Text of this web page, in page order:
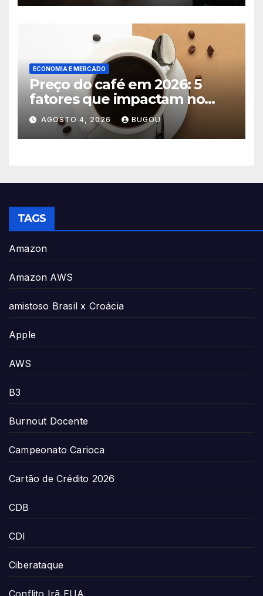
ECONOMIA E MERCADO
Preço do café em 2026: 5
fatores que impactam no
consumo
AGOSTO 4, 2026 BUGOU
TAGS
Amazon
Amazon AWS
amistoso Brasil x Croácia
Apple
AWS
B3
Burnout Docente
Campeonato Carioca
Cartão de Crédito 2026
CDB
CDI
Ciberataque